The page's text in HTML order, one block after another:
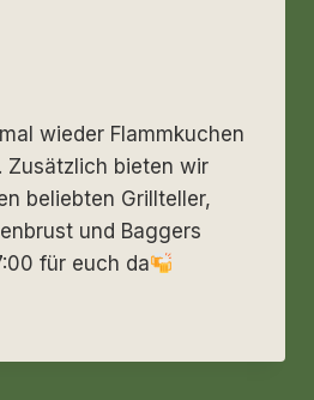
wieder Flammkuchen
Zusätzlich bieten wir
beliebten Grillteller,
und Baggers
für euch da